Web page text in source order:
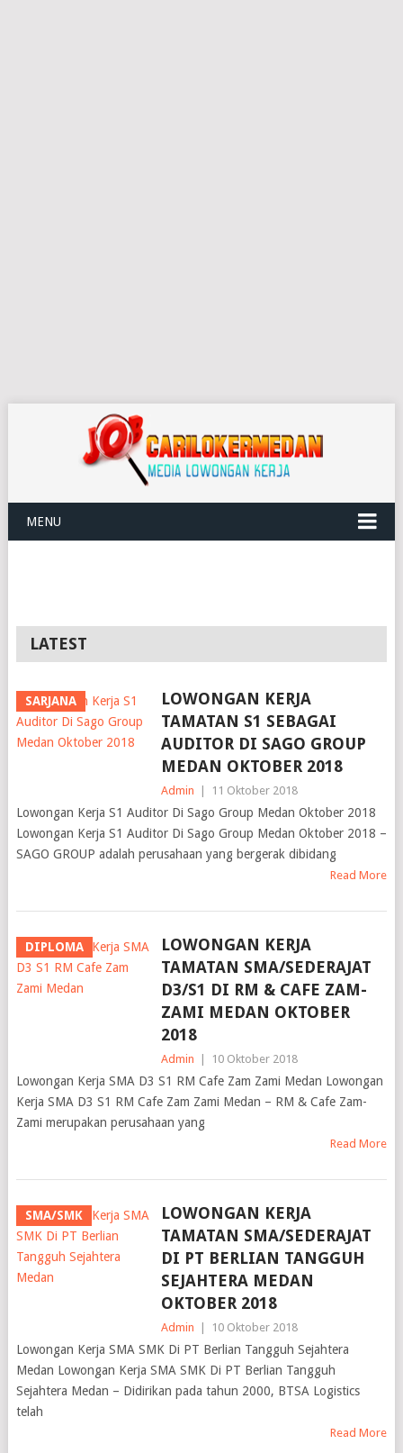
MENU
LATEST
SARJANA
LOWONGAN KERJA
TAMATAN S1 SEBAGAI
AUDITOR DI SAGO GROUP
MEDAN OKTOBER 2018
Admin 11 Oktober 2018
Lowongan Kerja S1 Auditor Di Sago Group Medan Oktober 2018
Lowongan Kerja S1 Auditor Di Sago Group Medan Oktober 2018 –
SAGO GROUP adalah perusahaan yang bergerak dibidang
Read More
DIPLOMA
LOWONGAN KERJA
TAMATAN SMA/SEDERAJAT
D3/S1 DI RM & CAFE ZAM-
ZAMI MEDAN OKTOBER
2018
Admin 10 Oktober 2018
Lowongan Kerja SMA D3 S1 RM Cafe Zam Zami Medan Lowongan
Kerja SMA D3 S1 RM Cafe Zam Zami Medan – RM & Cafe Zam-
Zami merupakan perusahaan yang
Read More
SMA/SMK
LOWONGAN KERJA
TAMATAN SMA/SEDERAJAT
DI PT BERLIAN TANGGUH
SEJAHTERA MEDAN
OKTOBER 2018
Admin 10 Oktober 2018
Lowongan Kerja SMA SMK Di PT Berlian Tangguh Sejahtera
Medan Lowongan Kerja SMA SMK Di PT Berlian Tangguh
Sejahtera Medan – Didirikan pada tahun 2000, BTSA Logistics
telah
Read More